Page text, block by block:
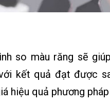
so màu răng sẽ
kết quả đạt được
hiệu quả phương